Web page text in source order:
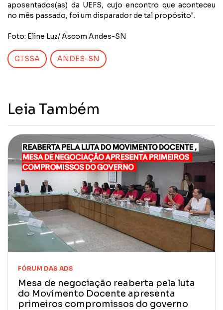
aposentados(as) da UEFS, cujo encontro que aconteceu
no mês passado, foi um disparador de tal propósito".
Foto: Eline Luz/ Ascom Andes-SN
GTSSA ANDES-SN
Leia Também
FÓRUM DAS ADS
Mesa de negociação reaberta pela luta
do Movimento Docente apresenta
primeiros compromissos do governo